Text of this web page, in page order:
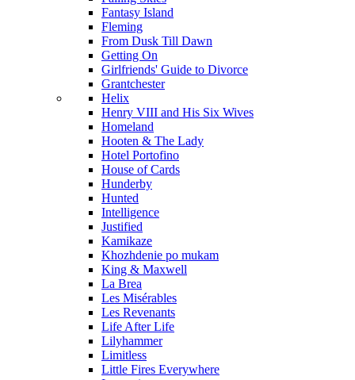
Fantasy Island
Fleming
From Dusk Till Dawn
Getting On
Girlfriends' Guide to Divorce
Grantchester
Helix
Henry VIII and His Six Wives
Homeland
Hooten & The Lady
Hotel Portofino
House of Cards
Hunderby
Hunted
Intelligence
Justified
Kamikaze
Khozhdenie po mukam
King & Maxwell
La Brea
Les Misérables
Les Revenants
Life After Life
Lilyhammer
Limitless
Little Fires Everywhere